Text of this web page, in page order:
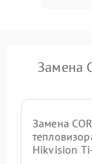
Замена
Замена
Hikvision